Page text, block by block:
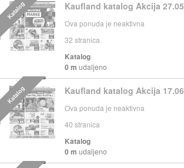
Kaufland katalog Akcija
Ova ponuda je neaktivna
32 stranica
Katalog
0 m udaljeno
Katalog
Kaufland katalog Akcija
Ova ponuda je neaktivna
40 stranica
Katalog
0 m udaljeno
Katalog